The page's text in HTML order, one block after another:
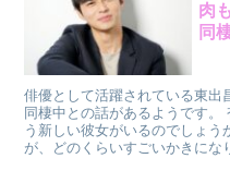
肉
同
俳優として活躍されている東出
同棲中との話があるようです。
う新しい彼女がいるのでしょ
が、どのくらいすごいかきにな